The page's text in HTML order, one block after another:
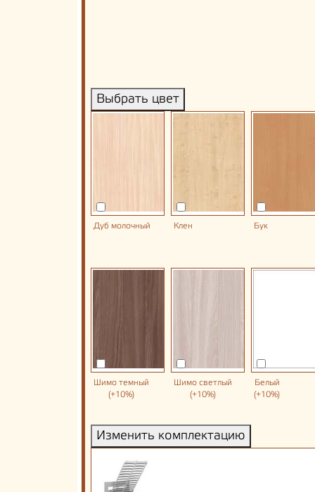
Выбрать цвет
Дуб молочный Клен Бук
Шимо темный
(+10%)
Шимо светлый
(+10%)
Белый
(+10%)
Изменить комплектацию